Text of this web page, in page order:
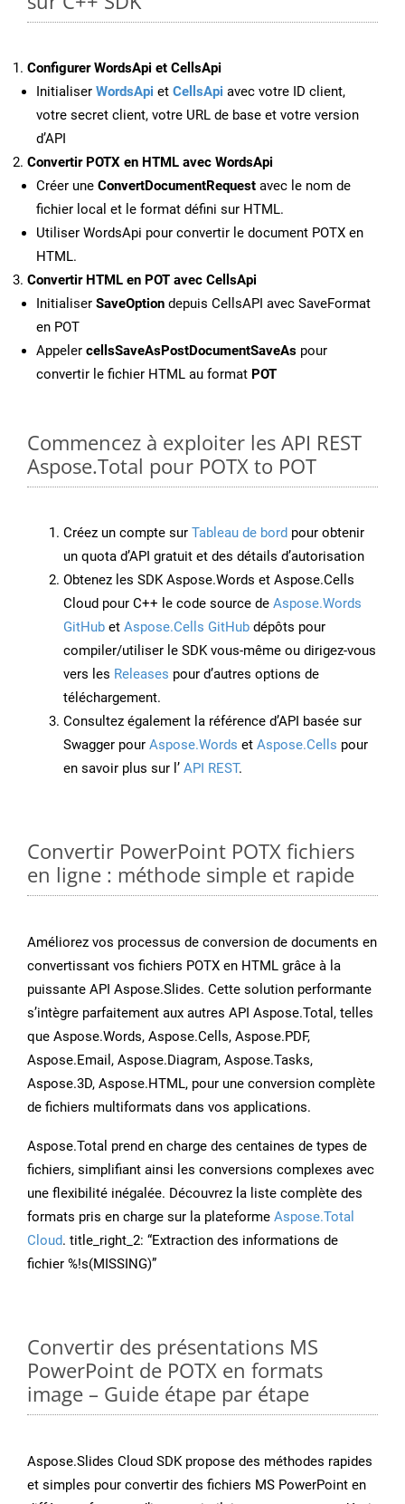
Configurer WordsApi et CellsApi
Initialiser WordsApi et CellsApi avec votre ID client,
votre secret client, votre URL de base et votre version
d’API
Convertir POTX en HTML avec WordsApi
Créer une ConvertDocumentRequest avec le nom de
fichier local et le format défini sur HTML.
Utiliser WordsApi pour convertir le document POTX en
HTML.
Convertir HTML en POT avec CellsApi
Initialiser SaveOption depuis CellsAPI avec SaveFormat
en POT
Appeler cellsSaveAsPostDocumentSaveAs pour
convertir le fichier HTML au format POT
Commencez à exploiter les API REST
Aspose.Total pour POTX to POT
Créez un compte sur Tableau de bord pour obtenir
un quota d’API gratuit et des détails d’autorisation
Obtenez les SDK Aspose.Words et Aspose.Cells
Cloud pour C++ le code source de Aspose.Words
GitHub et Aspose.Cells GitHub dépôts pour
compiler/utiliser le SDK vous-même ou dirigez-vous
vers les Releases pour d’autres options de
téléchargement.
Consultez également la référence d’API basée sur
Swagger pour Aspose.Words et Aspose.Cells pour
en savoir plus sur l’ API REST.
Convertir PowerPoint POTX fichiers
en ligne : méthode simple et rapide
Améliorez vos processus de conversion de documents en
convertissant vos fichiers POTX en HTML grâce à la
puissante API Aspose.Slides. Cette solution performante
s’intègre parfaitement aux autres API Aspose.Total, telles
que Aspose.Words, Aspose.Cells, Aspose.PDF,
Aspose.Email, Aspose.Diagram, Aspose.Tasks,
Aspose.3D, Aspose.HTML, pour une conversion complète
de fichiers multiformats dans vos applications.
Aspose.Total prend en charge des centaines de types de
fichiers, simplifiant ainsi les conversions complexes avec
une flexibilité inégalée. Découvrez la liste complète des
formats pris en charge sur la plateforme Aspose.Total
Cloud. title_right_2: “Extraction des informations de
fichier %!s(MISSING)”
Convertir des présentations MS
PowerPoint de POTX en formats
image – Guide étape par étape
Aspose.Slides Cloud SDK propose des méthodes rapides
et simples pour convertir des fichiers MS PowerPoint en